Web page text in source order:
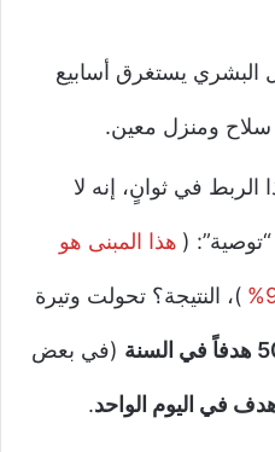
البشري يستغرق أسابيع
سلاح ومنزل معين.
الربط في ثوانٍ، إنه لا
( هذا المبنى هو
)، النتيجة؟ تحولت وتيرة
السنة (في بعض
.